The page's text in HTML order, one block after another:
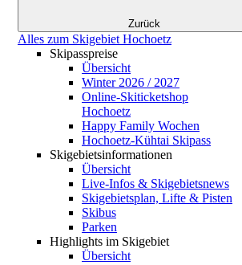
Zurück
Alles zum Skigebiet Hochoetz
Skipasspreise
Übersicht
Winter 2026 / 2027
Online-Skiticketshop
Hochoetz
Happy Family Wochen
Hochoetz-Kühtai Skipass
Skigebietsinformationen
Übersicht
Live-Infos & Skigebietsnews
Skigebietsplan, Lifte & Pisten
Skibus
Parken
Highlights im Skigebiet
Übersicht